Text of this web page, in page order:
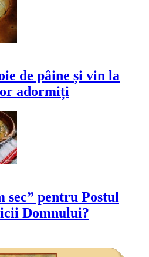
de pâine și vin la
adormiți
sec” pentru Postul
Domnului?